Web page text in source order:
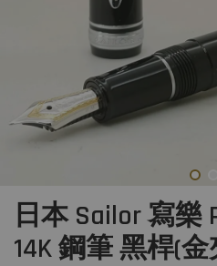
日本 Sailor 寫樂
14K 鋼筆 黑桿(